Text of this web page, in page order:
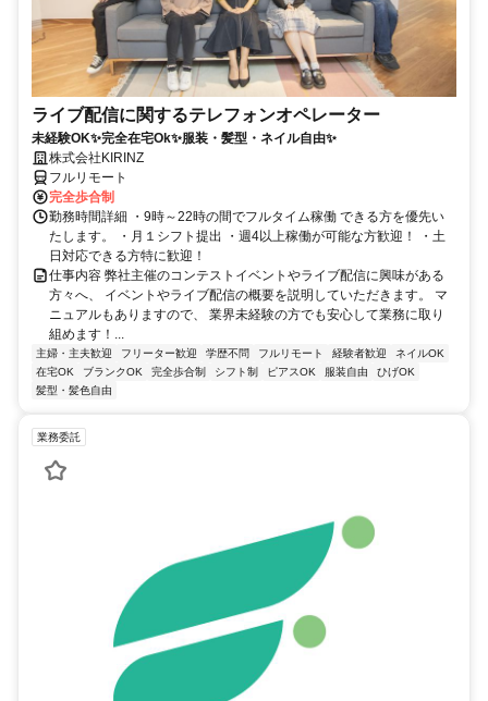
ライブ配信に関するテレフォンオペレーター
未経験OK✨完全在宅Ok✨服装・髪型・ネイル自由✨
株式会社KIRINZ
フルリモート
完全歩合制
勤務時間詳細 ・9時～22時の間でフルタイム稼働 できる方を優先い
たします。 ・月１シフト提出 ・週4以上稼働が可能な方歓迎！ ・土
日対応できる方特に歓迎！
仕事内容 弊社主催のコンテストイベントやライブ配信に興味がある
方々へ、 イベントやライブ配信の概要を説明していただきます。 マ
ニュアルもありますので、 業界未経験の方でも安心して業務に取り
組めます！...
主婦・主夫歓迎 フリーター歓迎 学歴不問 フルリモート 経験者歓迎
ネイルOK
在宅OK
ブランクOK 完全歩合制 シフト制 ピアスOK 服装自由
ひげOK
髪型・髪色自由
業務委託